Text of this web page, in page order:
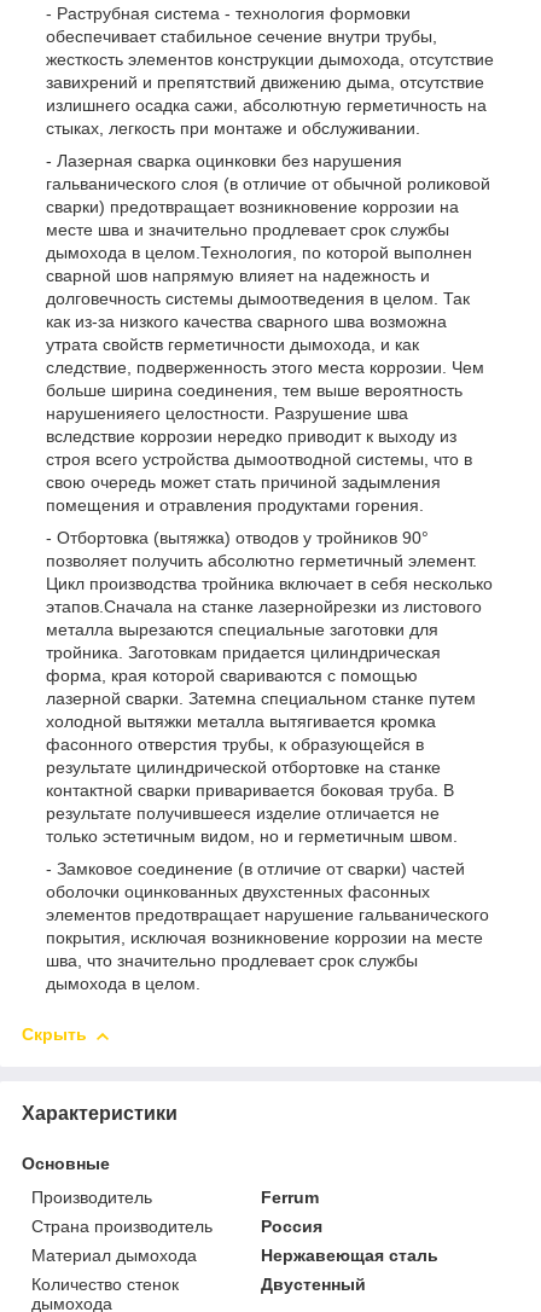
- Раструбная система - технология формовки
обеспечивает стабильное сечение внутри трубы,
жесткость элементов конструкции дымохода, отсутствие
завихрений и препятствий движению дыма, отсутствие
излишнего осадка сажи, абсолютную герметичность на
стыках, легкость при монтаже и обслуживании.
- Лазерная сварка оцинковки без нарушения
гальванического слоя (в отличие от обычной роликовой
сварки) предотвращает возникновение коррозии на
месте шва и значительно продлевает срок службы
дымохода в целом.Технология, по которой выполнен
сварной шов напрямую влияет на надежность и
долговечность системы дымоотведения в целом. Так
как из-за низкого качества сварного шва возможна
утрата свойств герметичности дымохода, и как
следствие, подверженность этого места коррозии. Чем
больше ширина соединения, тем выше вероятность
нарушенияего целостности. Разрушение шва
вследствие коррозии нередко приводит к выходу из
строя всего устройства дымоотводной системы, что в
свою очередь может стать причиной задымления
помещения и отравления продуктами горения.
- Отбортовка (вытяжка) отводов у тройников 90°
позволяет получить абсолютно герметичный элемент.
Цикл производства тройника включает в себя несколько
этапов.Сначала на станке лазернойрезки из листового
металла вырезаются специальные заготовки для
тройника. Заготовкам придается цилиндрическая
форма, края которой свариваются с помощью
лазерной сварки. Затемна специальном станке путем
холодной вытяжки металла вытягивается кромка
фасонного отверстия трубы, к образующейся в
результате цилиндрической отбортовке на станке
контактной сварки приваривается боковая труба. В
результате получившееся изделие отличается не
только эстетичным видом, но и герметичным швом.
- Замковое соединение (в отличие от сварки) частей
оболочки оцинкованных двухстенных фасонных
элементов предотвращает нарушение гальванического
покрытия, исключая возникновение коррозии на месте
шва, что значительно продлевает срок службы
дымохода в целом.
Скрыть
Характеристики
Основные
Производитель
Ferrum
Страна производитель
Россия
Материал дымохода
Нержавеющая сталь
Количество стенок
дымохода
Двустенный